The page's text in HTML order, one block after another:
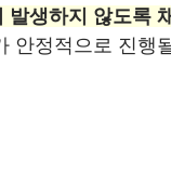
생하지 않도록
안정적으로 진